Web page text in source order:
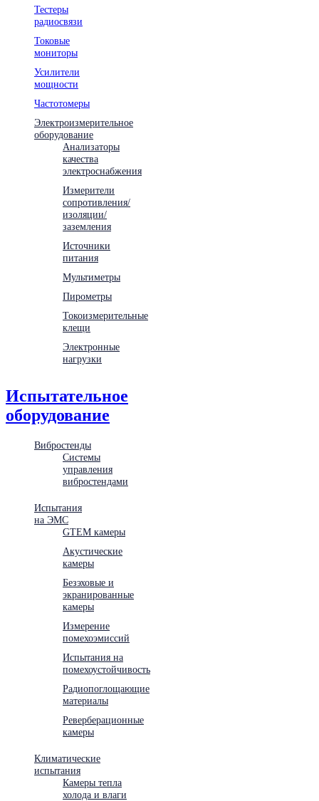
Тестеры
радиосвязи
Токовые
мониторы
Усилители
мощности
Частотомеры
Электроизмерительное
оборудование
Анализаторы
качества
электроснабжения
Измерители
сопротивления/
изоляции/
заземления
Источники
питания
Мультиметры
Пирометры
Токоизмерительные
клещи
Электронные
нагрузки
Испытательное
оборудование
Вибростенды
Системы
управления
вибростендами
Испытания
на ЭМС
GTEM камеры
Акустические
камеры
Безэховые и
экранированные
камеры
Измерение
помехоэмиссий
Испытания на
помехоустойчивость
Радиопоглощающие
материалы
Реверберационные
камеры
Климатические
испытания
Камеры тепла
холода и влаги